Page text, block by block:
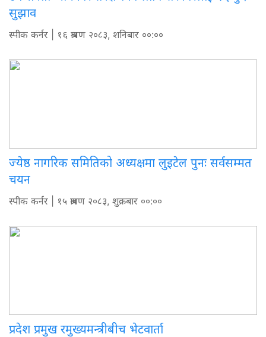
सुझाव
स्पीक कर्नर | १६ श्रावण २०८३, शनिबार ००:००
ज्येष्ठ नागरिक समितिको अध्यक्षमा लुइटेल पुनः सर्वसम्मत
चयन
स्पीक कर्नर | १५ श्रावण २०८३, शुक्रबार ००:००
प्रदेश प्रमुख रमुख्यमन्त्रीबीच भेटवार्ता